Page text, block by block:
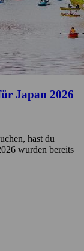
Japan 2026
hast du
wurden bereits